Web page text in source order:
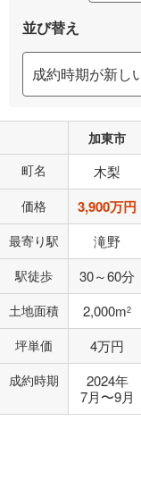
並び替え
加東市
町名
木梨
価格 3,900万円
最寄り駅 滝野
駅徒歩 30～60分
土地面積 2,000m2
坪単価 4万円
成約時期
2024年
7月〜9月